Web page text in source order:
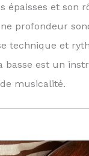
épaisses et son
profondeur
technique et
basse est un
musicalité.